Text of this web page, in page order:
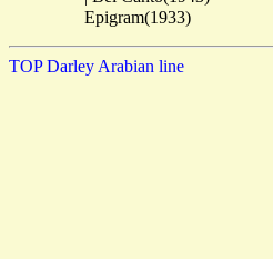
TOP Darley Arabian line